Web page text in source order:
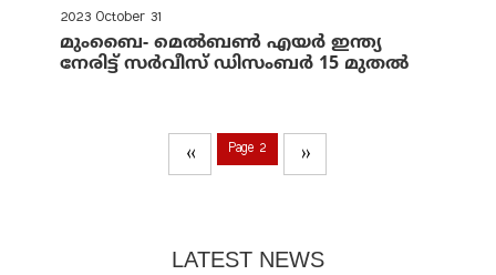
2023 October 31
മുംബൈ- മെല്‍ബണ്‍ എയര്‍ ഇന്ത്യ
നേരിട്ട് സര്‍വീസ് ഡിസംബര്‍ 15 മുതല്‍
‹‹ Page 2 ››
LATEST NEWS